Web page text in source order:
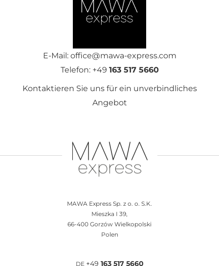
E-Mail: office@mawa-express.com
Telefon: +49 163 517 5660
Kontaktieren Sie uns für ein unverbindliches
Angebot
MAWA Express Sp. z o. o. S.K.
Mieszka I 39,
66-400 Gorzów Wielkopolski
Polen
DE +49 163 517 5660